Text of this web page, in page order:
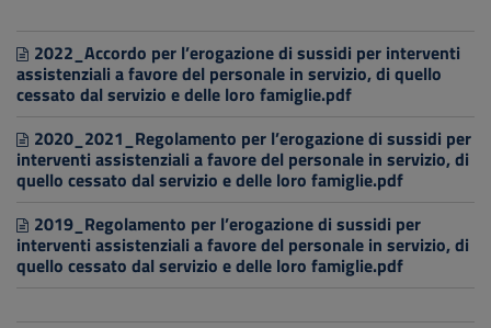
2022_Accordo per l’erogazione di sussidi per interventi
assistenziali a favore del personale in servizio, di quello
cessato dal servizio e delle loro famiglie.pdf
2020_2021_Regolamento per l’erogazione di sussidi per
interventi assistenziali a favore del personale in servizio, di
quello cessato dal servizio e delle loro famiglie.pdf
2019_Regolamento per l’erogazione di sussidi per
interventi assistenziali a favore del personale in servizio, di
quello cessato dal servizio e delle loro famiglie.pdf